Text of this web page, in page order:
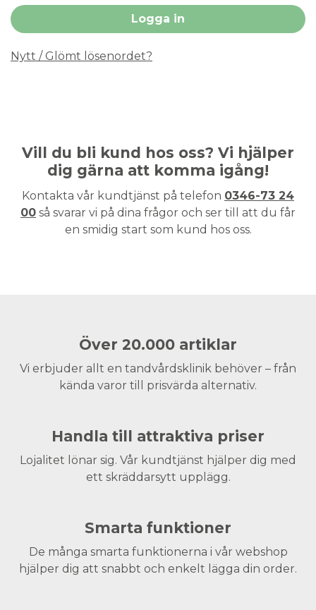
Nytt / Glömt lösenordet?
Vill du bli kund hos oss? Vi hjälper
dig gärna att komma igång!
Kontakta vår kundtjänst på telefon 0346-73 24
00 så svarar vi på dina frågor och ser till att du får
en smidig start som kund hos oss.
Över 20.000 artiklar
Vi erbjuder allt en tandvårdsklinik behöver – från
kända varor till prisvärda alternativ.
Handla till attraktiva priser
Lojalitet lönar sig. Vår kundtjänst hjälper dig med
ett skräddarsytt upplägg.
Smarta funktioner
De många smarta funktionerna i vår webshop
hjälper dig att snabbt och enkelt lägga din order.